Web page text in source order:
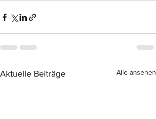
Aktuelle Beiträge Alle ansehen